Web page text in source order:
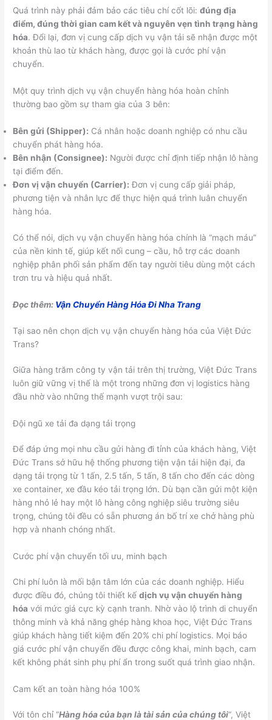
Quá trình này phải đảm bảo các tiêu chí cốt lõi:đúng địa
điểm, đúng thời gian cam kết và nguyên vẹn tình trạng hàng
hóa. Đổi lại, đơn vị cung cấp dịch vụ vận tải sẽ nhận được một
khoản thù lao từ khách hàng, được gọi là cước phí vận
chuyển.
Một quy trình dịch vụ vận chuyển hàng hóa hoàn chỉnh
thường bao gồm sự tham gia của 3 bên:
Bên gửi (Shipper): Cá nhân hoặc doanh nghiệp có nhu cầu
chuyển phát hàng hóa.
Bên nhận (Consignee): Người được chỉ định tiếp nhận lô hàng
tại điểm đến.
Đơn vị vận chuyển (Carrier): Đơn vị cung cấp giải pháp,
phương tiện và nhân lực để thực hiện quá trình luân chuyển
hàng hóa.
Có thể nói, dịch vụ vận chuyển hàng hóa chính là “mạch máu”
của nền kinh tế, giúp kết nối cung – cầu, hỗ trợ các doanh
nghiệp phân phối sản phẩm đến tay người tiêu dùng một cách
trơn tru và hiệu quả nhất.
Đọc thêm: Vận Chuyển Hàng Hóa Đi Nha Trang
Tại sao nên chọn dịch vụ vận chuyển hàng hóa của Việt Đức
Trans?
Giữa hàng trăm công ty vận tải trên thị trường, Việt Đức Trans
luôn giữ vững vị thế là một trong những đơn vị logistics hàng
đầu nhờ vào những thế mạnh vượt trội sau:
Đội ngũ xe tải đa dạng tải trọng
Để đáp ứng mọi nhu cầu gửi hàng đi tỉnh của khách hàng, Việt
Đức Trans sở hữu hệ thống phương tiện vận tải hiện đại, đa
dạng tải trọng từ 1 tấn, 2.5 tấn, 5 tấn, 8 tấn cho đến các dòng
xe container, xe đầu kéo tải trọng lớn. Dù bạn cần gửi một kiện
hàng nhỏ lẻ hay một lô hàng công nghiệp siêu trường siêu
trọng, chúng tôi đều có sẵn phương án bố trí xe chở hàng phù
hợp và nhanh chóng nhất.
Cước phí vận chuyển tối ưu, minh bạch
Chi phí luôn là mối bận tâm lớn của các doanh nghiệp. Hiểu
được điều đó, chúng tôi thiết kếdịch vụ vận chuyển hàng
hóa với mức giá cực kỳ cạnh tranh. Nhờ vào lộ trình di chuyển
thông minh và khả năng ghép hàng khoa học, Việt Đức Trans
giúp khách hàng tiết kiệm đến 20% chi phí logistics. Mọi báo
giá cước phí vận chuyển đều được công khai, minh bạch, cam
kết không phát sinh phụ phí ẩn trong suốt quá trình giao nhận.
Cam kết an toàn hàng hóa 100%
Với tôn chỉ “Hàng hóa của bạn là tài sản của chúng tôi“, Việt